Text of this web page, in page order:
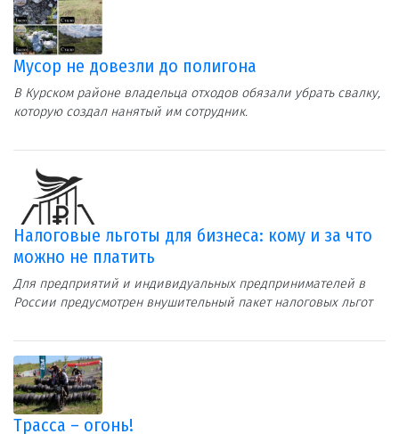
Мусор не довезли до полигона
В Курском районе владельца отходов обязали убрать свалку,
которую создал нанятый им сотрудник.
Налоговые льготы для бизнеса: кому и за что
можно не платить
Для предприятий и индивидуальных предпринимателей в
России предусмотрен внушительный пакет налоговых льгот
Трасса – огонь!